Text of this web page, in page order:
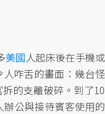
美國人起床後在手機或
咋舌的畫面：幾台怪
的支離破碎。到了10
公與接待賓客使用的